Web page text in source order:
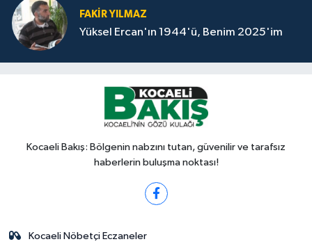
FAKİR YILMAZ
Yüksel Ercan'ın 1944'ü, Benim 2025'im
Kocaeli Bakış: Bölgenin nabzını tutan, güvenilir ve tarafsız
haberlerin buluşma noktası!
Kocaeli Nöbetçi Eczaneler